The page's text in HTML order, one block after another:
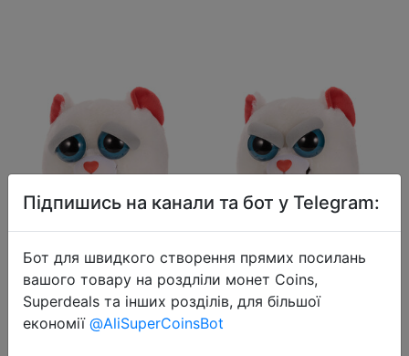
Підпишись на канали та бот у Telegram:
Бот для швидкого створення прямих посилань
вашого товару на роздліли монет Coins,
Superdeals та інших розділів, для більшої
економії @AliSuperCoinsBot